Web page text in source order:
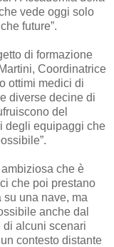
vede oggi solo
future”.
di formazione
Coordinatrice
ottimi medici di
diverse decine di
del
degli equipaggi che
che è
che poi prestano
su una nave, ma
anche dal
di alcuni scenari
contesto distante